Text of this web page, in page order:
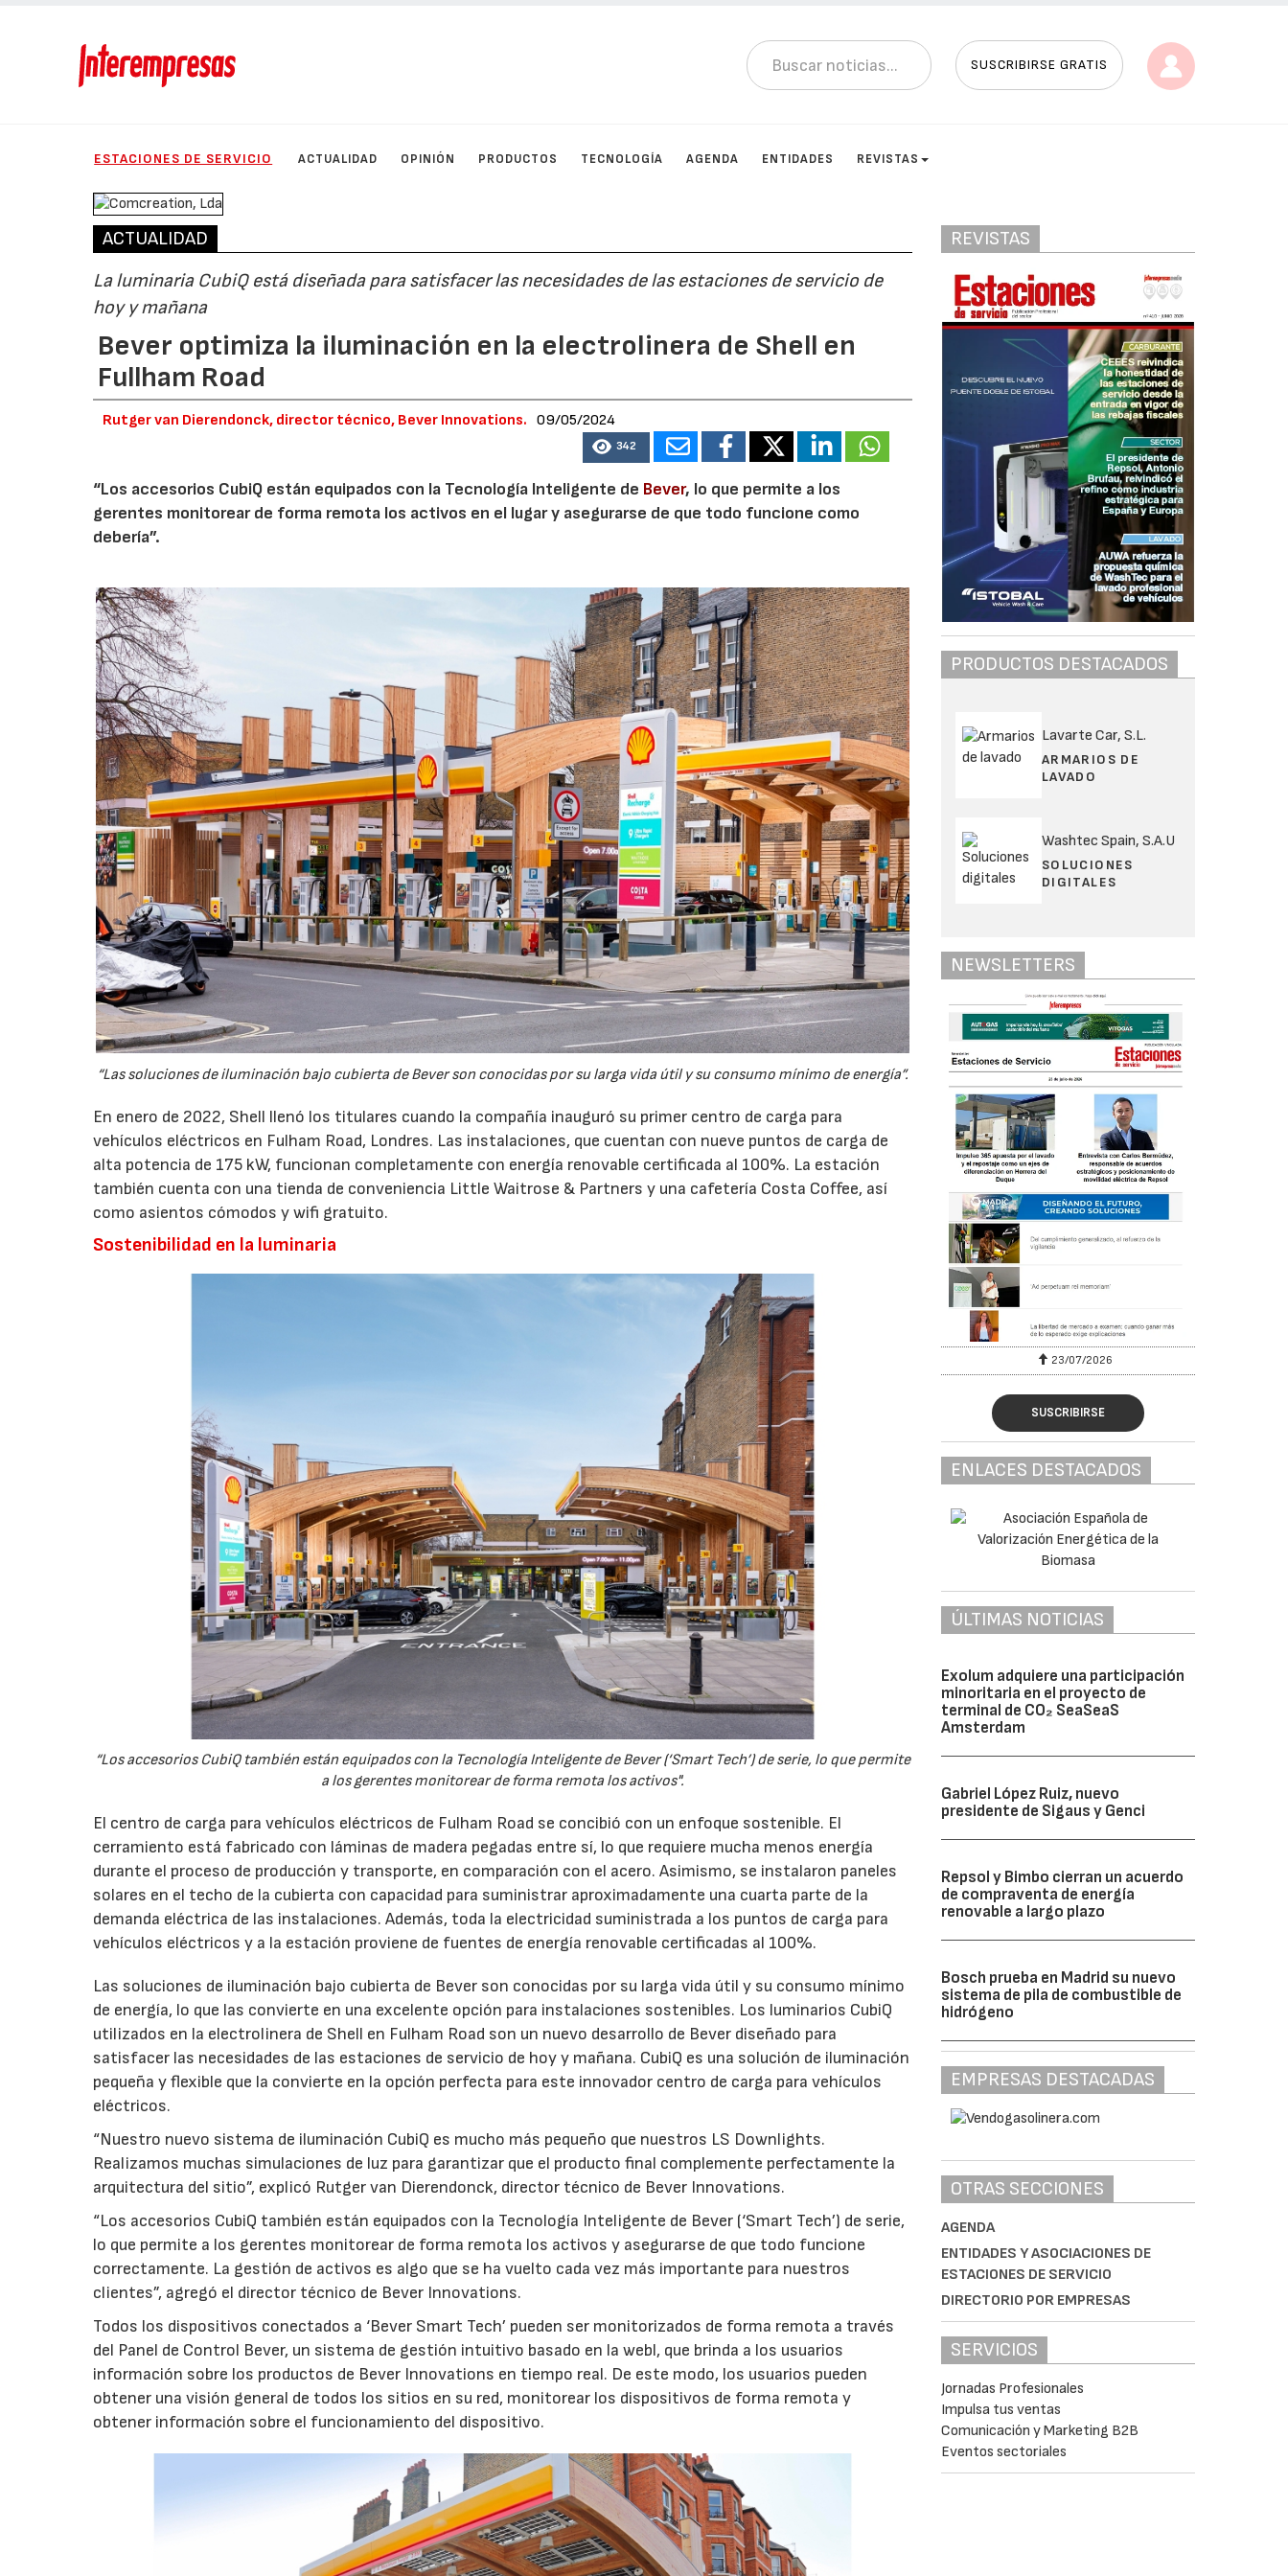
SUSCRIBIRSE GRATIS
ESTACIONES DE SERVICIO ACTUALIDAD OPINIÓN PRODUCTOS TECNOLOGÍA AGENDA ENTIDADES REVISTAS
ACTUALIDAD
La luminaria CubiQ está diseñada para satisfacer las necesidades de las estaciones de servicio de
hoy y mañana
Bever optimiza la iluminación en la electrolinera de Shell en
Fullham Road
Rutger van Dierendonck, director técnico, Bever Innovations. 09/05/2024
342
“Los accesorios CubiQ están equipados con la Tecnología Inteligente de Bever, lo que permite a los
gerentes monitorear de forma remota los activos en el lugar y asegurarse de que todo funcione como
debería”.
“Las soluciones de iluminación bajo cubierta de Bever son conocidas por su larga vida útil y su consumo mínimo de energía”.
En enero de 2022, Shell llenó los titulares cuando la compañía inauguró su primer centro de carga para
vehículos eléctricos en Fulham Road, Londres. Las instalaciones, que cuentan con nueve puntos de carga de
alta potencia de 175 kW, funcionan completamente con energía renovable certificada al 100%. La estación
también cuenta con una tienda de conveniencia Little Waitrose & Partners y una cafetería Costa Coffee, así
como asientos cómodos y wifi gratuito.
Sostenibilidad en la luminaria
“Los accesorios CubiQ también están equipados con la Tecnología Inteligente de Bever (‘Smart Tech’) de serie, lo que permite
a los gerentes monitorear de forma remota los activos".
El centro de carga para vehículos eléctricos de Fulham Road se concibió con un enfoque sostenible. El
cerramiento está fabricado con láminas de madera pegadas entre sí, lo que requiere mucha menos energía
durante el proceso de producción y transporte, en comparación con el acero. Asimismo, se instalaron paneles
solares en el techo de la cubierta con capacidad para suministrar aproximadamente una cuarta parte de la
demanda eléctrica de las instalaciones. Además, toda la electricidad suministrada a los puntos de carga para
vehículos eléctricos y a la estación proviene de fuentes de energía renovable certificadas al 100%.
Las soluciones de iluminación bajo cubierta de Bever son conocidas por su larga vida útil y su consumo mínimo
de energía, lo que las convierte en una excelente opción para instalaciones sostenibles. Los luminarios CubiQ
utilizados en la electrolinera de Shell en Fulham Road son un nuevo desarrollo de Bever diseñado para
satisfacer las necesidades de las estaciones de servicio de hoy y mañana. CubiQ es una solución de iluminación
pequeña y flexible que la convierte en la opción perfecta para este innovador centro de carga para vehículos
eléctricos.
“Nuestro nuevo sistema de iluminación CubiQ es mucho más pequeño que nuestros LS Downlights.
Realizamos muchas simulaciones de luz para garantizar que el producto final complemente perfectamente la
arquitectura del sitio”, explicó Rutger van Dierendonck, director técnico de Bever Innovations.
“Los accesorios CubiQ también están equipados con la Tecnología Inteligente de Bever (‘Smart Tech’) de serie,
lo que permite a los gerentes monitorear de forma remota los activos y asegurarse de que todo funcione
correctamente. La gestión de activos es algo que se ha vuelto cada vez más importante para nuestros
clientes”, agregó el director técnico de Bever Innovations.
Todos los dispositivos conectados a ‘Bever Smart Tech’ pueden ser monitorizados de forma remota a través
del Panel de Control Bever, un sistema de gestión intuitivo basado en la webl, que brinda a los usuarios
información sobre los productos de Bever Innovations en tiempo real. De este modo, los usuarios pueden
obtener una visión general de todos los sitios en su red, monitorear los dispositivos de forma remota y
obtener información sobre el funcionamiento del dispositivo.
REVISTAS
PRODUCTOS DESTACADOS
Lavarte Car, S.L.
ARMARIOS DE
LAVADO
Washtec Spain, S.A.U
SOLUCIONES
DIGITALES
NEWSLETTERS
30/07/2026 23/07/2026
SUSCRIBIRSE
ENLACES DESTACADOS
ÚLTIMAS NOTICIAS
Exolum adquiere una participación
minoritaria en el proyecto de
terminal de CO₂ SeaSeaS
Amsterdam
Gabriel López Ruiz, nuevo
presidente de Sigaus y Genci
Repsol y Bimbo cierran un acuerdo
de compraventa de energía
renovable a largo plazo
Bosch prueba en Madrid su nuevo
sistema de pila de combustible de
hidrógeno
EMPRESAS DESTACADAS
OTRAS SECCIONES
AGENDA
ENTIDADES Y ASOCIACIONES DE
ESTACIONES DE SERVICIO
DIRECTORIO POR EMPRESAS
SERVICIOS
Jornadas Profesionales
Impulsa tus ventas
Comunicación y Marketing B2B
Eventos sectoriales